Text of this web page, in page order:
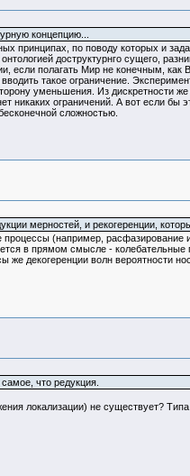
концепцию...
принципах, по поводу которых и
доструктурнго сущего,
полагать Мир не конечным, как
такое ограничение.
уменьшения. Из дискретности
никаких ограничений. А вот если
сложностью.
мерностей, и рекогеренции,
(например, расфазирование
в прямом смысле -
декогеренции волн вероятности
что редукция.
локализации) не существует?